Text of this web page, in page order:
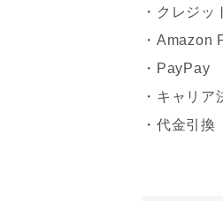
・クレジッ
・Amazon
・PayPay
・キャリア
・代金引換